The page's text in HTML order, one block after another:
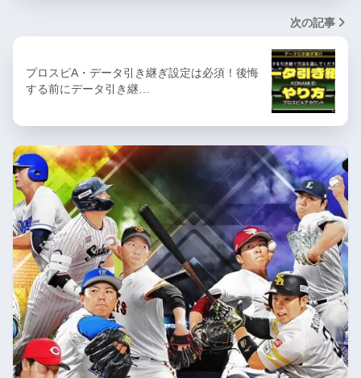
次の記事
プロスピA・データ引き継ぎ設定は必須！後悔
する前にデータ引き継…